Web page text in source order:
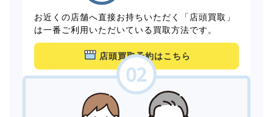
お近くの店舗へ直接お持ちいただく「店頭買取」
は一番ご利用いただいている買取方法です。
店頭買取予約はこちら